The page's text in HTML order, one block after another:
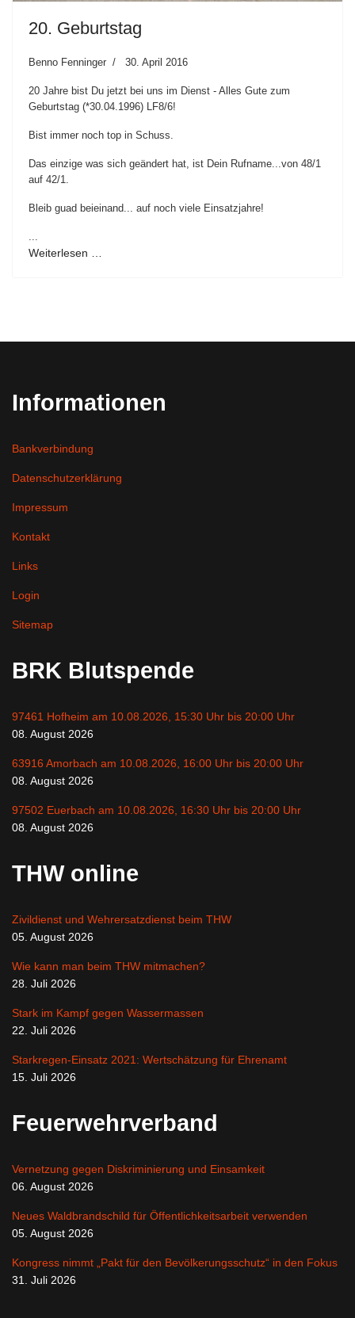
20. Geburtstag
Benno Fenninger 30. April 2016
20 Jahre bist Du jetzt bei uns im Dienst - Alles Gute zum
Geburtstag (*30.04.1996) LF8/6!
Bist immer noch top in Schuss.
Das einzige was sich geändert hat, ist Dein Rufname...von 48/1
auf 42/1.
Bleib guad beieinand... auf noch viele Einsatzjahre!
Weiterlesen …
Informationen
Bankverbindung
Datenschutzerklärung
Impressum
Kontakt
Links
Login
Sitemap
BRK Blutspende
97461 Hofheim am 10.08.2026, 15:30 Uhr bis 20:00 Uhr
08. August 2026
63916 Amorbach am 10.08.2026, 16:00 Uhr bis 20:00 Uhr
08. August 2026
97502 Euerbach am 10.08.2026, 16:30 Uhr bis 20:00 Uhr
08. August 2026
THW online
Zivildienst und Wehrersatzdienst beim THW
05. August 2026
Wie kann man beim THW mitmachen?
28. Juli 2026
Stark im Kampf gegen Wassermassen
22. Juli 2026
Starkregen-Einsatz 2021: Wertschätzung für Ehrenamt
15. Juli 2026
Feuerwehrverband
Vernetzung gegen Diskriminierung und Einsamkeit
06. August 2026
Neues Waldbrandschild für Öffentlichkeitsarbeit verwenden
05. August 2026
Kongress nimmt „Pakt für den Bevölkerungsschutz“ in den Fokus
31. Juli 2026